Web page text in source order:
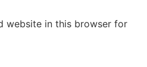
website in this browser for